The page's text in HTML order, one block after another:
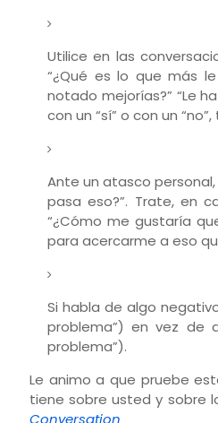
Utilice en las
“¿Qué es lo que más
notado mejorías?” “Le
con un “sí” o con un
Ante un atasco
pasa eso?”. Trate, en
“¿Cómo me gustaría
para acercarme a eso
Si habla de algo
problema”) en vez de
problema”).
Le animo a que pruebe
tiene sobre usted y sobre
Conversation